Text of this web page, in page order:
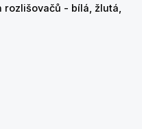
- bílá, žlutá,